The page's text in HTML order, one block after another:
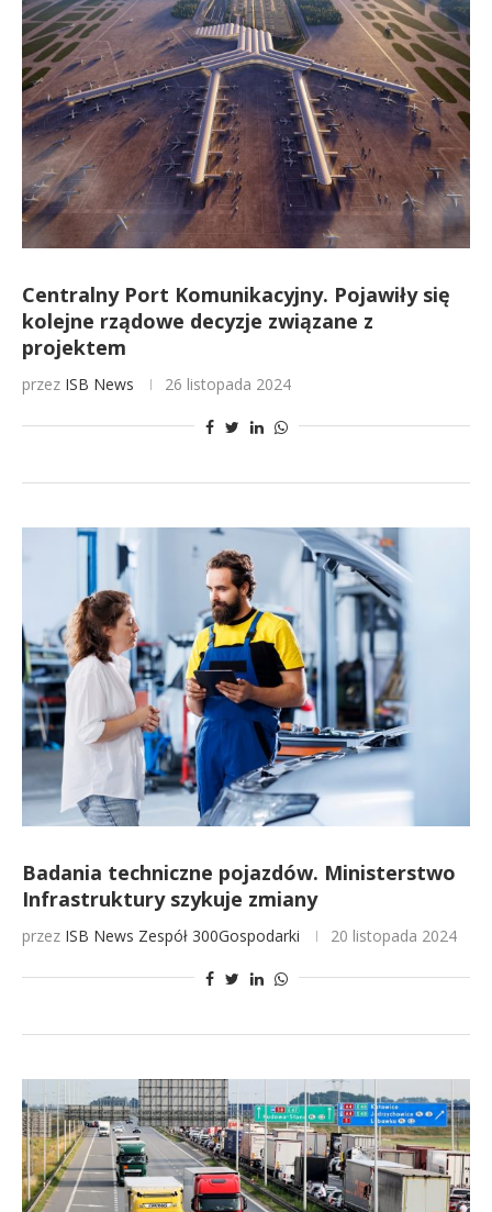
Centralny Port Komunikacyjny. Pojawiły się
kolejne rządowe decyzje związane z
projektem
przez ISB News 26 listopada 2024
Badania techniczne pojazdów. Ministerstwo
Infrastruktury szykuje zmiany
przez ISB News Zespół 300Gospodarki 20 listopada 2024